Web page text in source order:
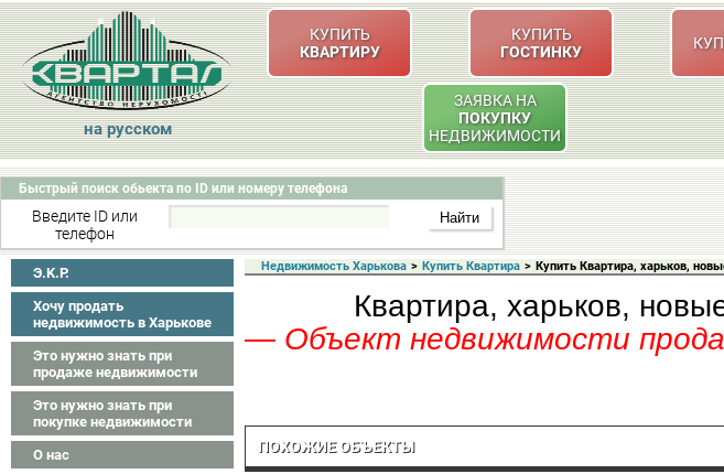
на русском
КУПИТЬ
КВАРТИРУ
КУПИТЬ
ГОСТИНКУ
ЗАЯВКА НА
ПОКУПКУ
НЕДВИЖИМОСТИ
Быстрый поиск обьекта по ID или номеру телефона
Введите ID или
телефон
Э.K.P.
Хочу продать
недвижимость в Харькове
Это нужно знать при
продаже недвижимости
Это нужно знать при
покупке недвижимости
О нас
Недвижимость Харькова > Купить Квартира > Купить Квартира, харьков,
Квартира, харьков,
— Объект недвижимости
ПОХОЖИЕ ОБЪЕКТЫ